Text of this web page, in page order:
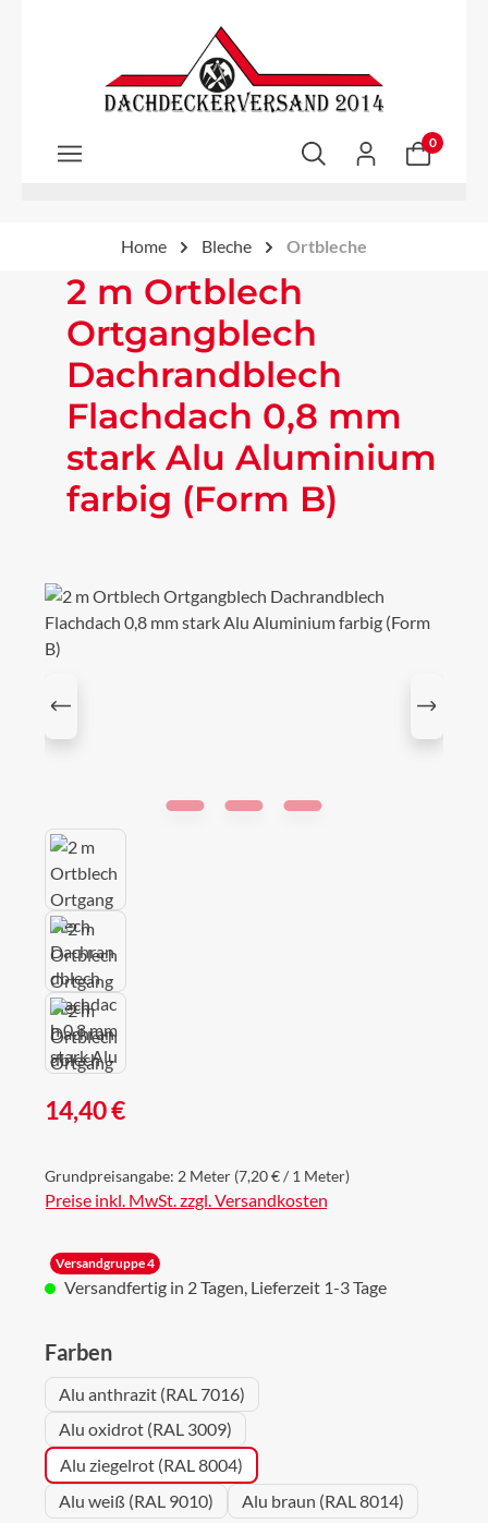
Zum Hauptinhalt springen
0
Home Bleche Ortbleche
2 m Ortblech
Ortgangblech
Dachrandblech
Flachdach 0,8 mm
stark Alu Aluminium
farbig (Form B)
Bildergalerie überspringen
Regulärer Preis:
14,40 €
Grundpreisangabe: 2 Meter (7,20 € / 1 Meter)
Preise inkl. MwSt. zzgl. Versandkosten
Versandgruppe 4
Versandfertig in 2 Tagen, Lieferzeit 1-3 Tage
Farbenauswählen
Alu anthrazit (RAL 7016)
Alu oxidrot (RAL 3009)
Alu ziegelrot (RAL 8004)
Alu weiß (RAL 9010)
Alu braun (RAL 8014)